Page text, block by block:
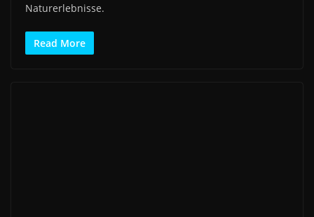
Naturerlebnisse.
Read More